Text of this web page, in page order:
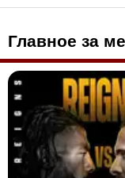
Главное за